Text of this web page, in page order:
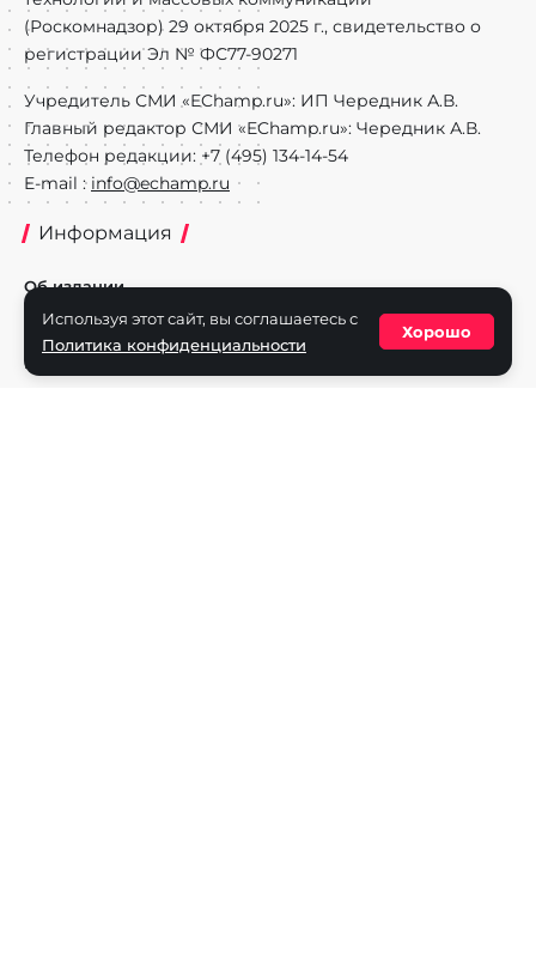
(Роскомнадзор) 29 октября 2025 г., свидетельство о
регистрации Эл № ФС77-90271
Учредитель СМИ «EChamp.ru»: ИП Чередник А.В.
Главный редактор СМИ «EChamp.ru»: Чередник А.В.
Телефон редакции: +7 (495) 134-14-54
E-mail : info@echamp.ru
Информация
Об издании
Реклама на портале
Политика конфиденциальности
Используя этот сайт, вы соглашаетесь с
Политика конфиденциальности
Хорошо